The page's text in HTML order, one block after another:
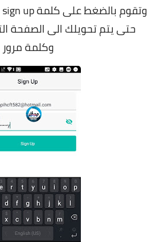
حتى يتم تحويلك الى الصفحة
وكلمة مرور